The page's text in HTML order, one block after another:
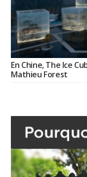
En Chine, The Ice
Mathieu Forest